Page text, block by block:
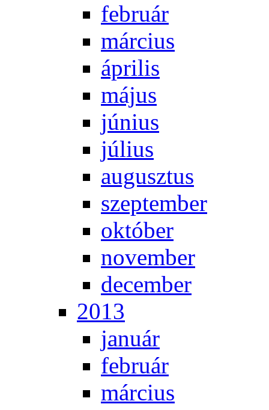
feb­ru­ár
már­ci­us
áp­ri­lis
má­jus
jú­ni­us
jú­li­us
au­gusz­tus
szep­tem­ber
ok­tó­ber
no­vem­ber
de­cem­ber
2013
ja­nu­ár
feb­ru­ár
már­ci­us